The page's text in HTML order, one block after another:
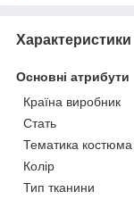
Характеристики
Основні атрибути
Країна виробник
Стать
Тематика костюма
Колір
Тип тканини